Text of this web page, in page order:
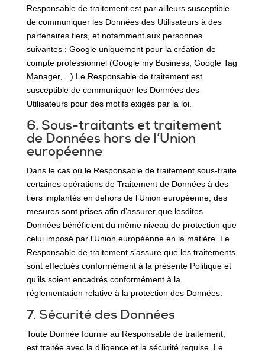
Responsable de traitement est par ailleurs susceptible
de communiquer les Données des Utilisateurs à des
partenaires tiers, et notamment aux personnes
suivantes : Google uniquement pour la création de
compte professionnel (Google my Business, Google Tag
Manager,…) Le Responsable de traitement est
susceptible de communiquer les Données des
Utilisateurs pour des motifs exigés par la loi.
6. Sous-traitants et traitement
de Données hors de l’Union
européenne
Dans le cas où le Responsable de traitement sous-traite
certaines opérations de Traitement de Données à des
tiers implantés en dehors de l’Union européenne, des
mesures sont prises afin d’assurer que lesdites
Données bénéficient du même niveau de protection que
celui imposé par l’Union européenne en la matière. Le
Responsable de traitement s’assure que les traitements
sont effectués conformément à la présente Politique et
qu’ils soient encadrés conformément à la
réglementation relative à la protection des Données.
7. Sécurité des Données
Toute Donnée fournie au Responsable de traitement,
est traitée avec la diligence et la sécurité requise. Le